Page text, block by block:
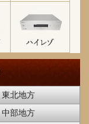
東北地方
中部地方